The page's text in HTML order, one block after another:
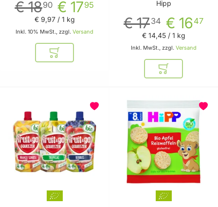
Machland
€ 1795
€ 1890
Inkl. 10% MwSt., zzgl. Versand
€ 9,97/ 1 kg
In den Warenkorb
Hipp
€ 1647
€ 1734
Inkl. MwSt., zzgl. Versand
€ 14,45/ 1 kg
In den